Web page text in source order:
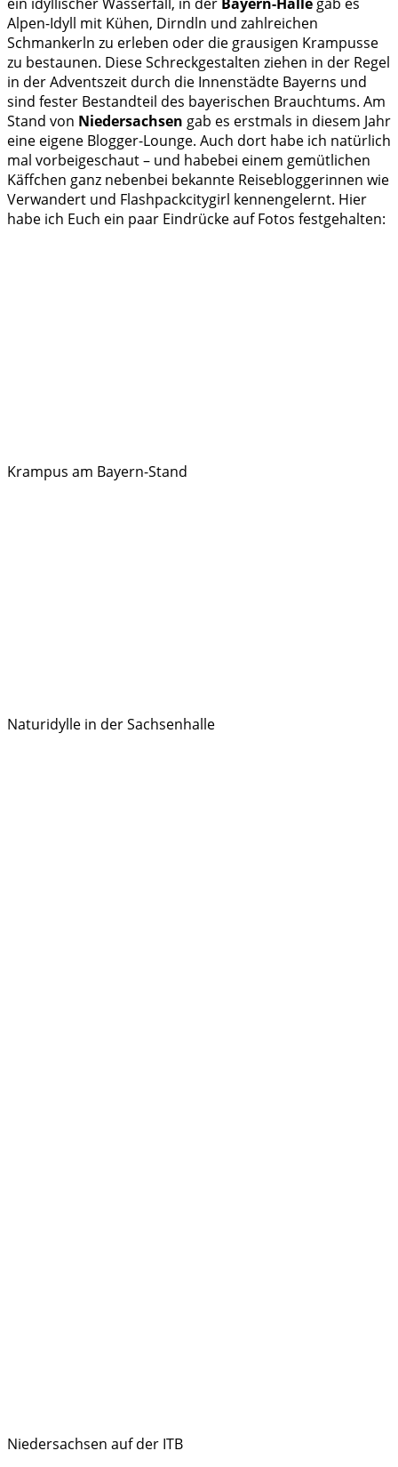
Alpen-Idyll mit Kühen, Dirndln und zahlreichen
Schmankerln zu erleben oder die grausigen Krampusse
zu bestaunen. Diese Schreckgestalten ziehen in der Regel
in der Adventszeit durch die Innenstädte Bayerns und
sind fester Bestandteil des bayerischen Brauchtums. Am
Stand von Niedersachsen gab es erstmals in diesem Jahr
eine eigene Blogger-Lounge. Auch dort habe ich natürlich
mal vorbeigeschaut – und habebei einem gemütlichen
Käffchen ganz nebenbei bekannte Reisebloggerinnen wie
Verwandert und Flashpackcitygirl kennengelernt. Hier
habe ich Euch ein paar Eindrücke auf Fotos festgehalten:
Krampus am Bayern-Stand
Naturidylle in der Sachsenhalle
Niedersachsen auf der ITB